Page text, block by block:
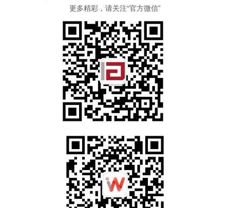
更多精彩，请关注“官方微信”